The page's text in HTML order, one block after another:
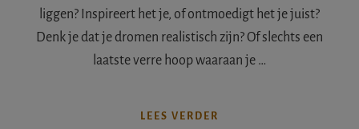
liggen? Inspireert het je, of ontmoedigt het je juist?
Denk je dat je dromen realistisch zijn? Of slechts een
laatste verre hoop waaraan je …
LEES VERDER